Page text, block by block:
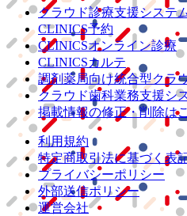
クラウド診療支援システ
CLINICS予約
CLINICSオンライン診療
CLINICSカルテ
調剤薬局向け統合型クラ
クラウド歯科業務支援シ
掲載情報の修正・削除は
利用規約
特定商取引法に基づく表
プライバシーポリシー
外部送信ポリシー
運営会社